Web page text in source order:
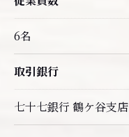
6名
取引銀行
七十七銀行 鶴ケ谷支店